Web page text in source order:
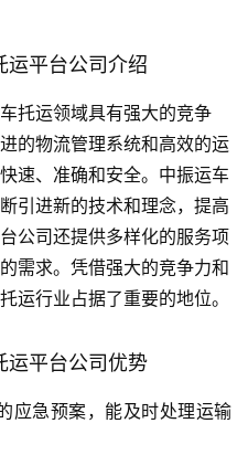
运平台公司介绍
托运领域具有强大的竞争
的物流管理系统和高效的运
速、准确和安全。中振运车
引进新的技术和理念，提高
公司还提供多样化的服务项
需求。凭借强大的竞争力和
运行业占据了重要的地位。
运平台公司优势
应急预案，能及时处理运输